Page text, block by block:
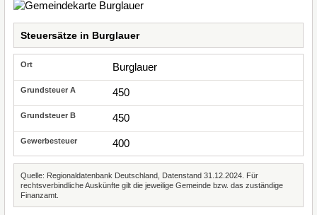
Steuersätze in Burglauer
Burglauer
450
450
400
Quelle: Regionaldatenbank Deutschland, Datenstand 31.12.2024. Für
rechtsverbindliche Auskünfte gilt die jeweilige Gemeinde bzw. das zuständige
Finanzamt.